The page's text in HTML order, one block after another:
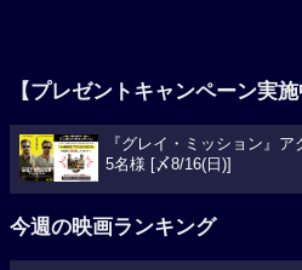
【プレゼントキャンペーン実施
『グレイ・ミッション』
5名様 [〆8/16(日)]
今週の映画ランキング